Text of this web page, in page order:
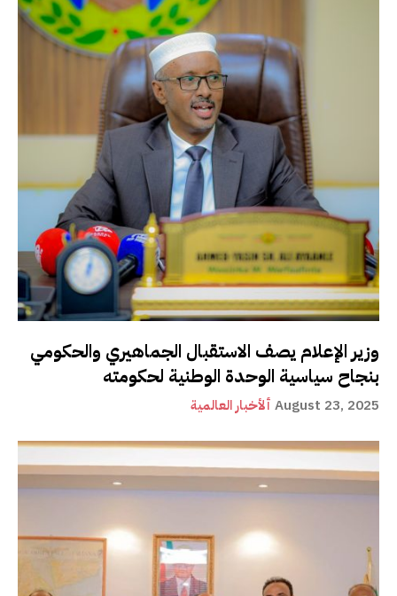
وزير الإعلام يصف الاستقبال الجماهيري والحكومي
بنجاح سياسية الوحدة الوطنية لحكومته
ألأخبار العالمية August 23, 2025